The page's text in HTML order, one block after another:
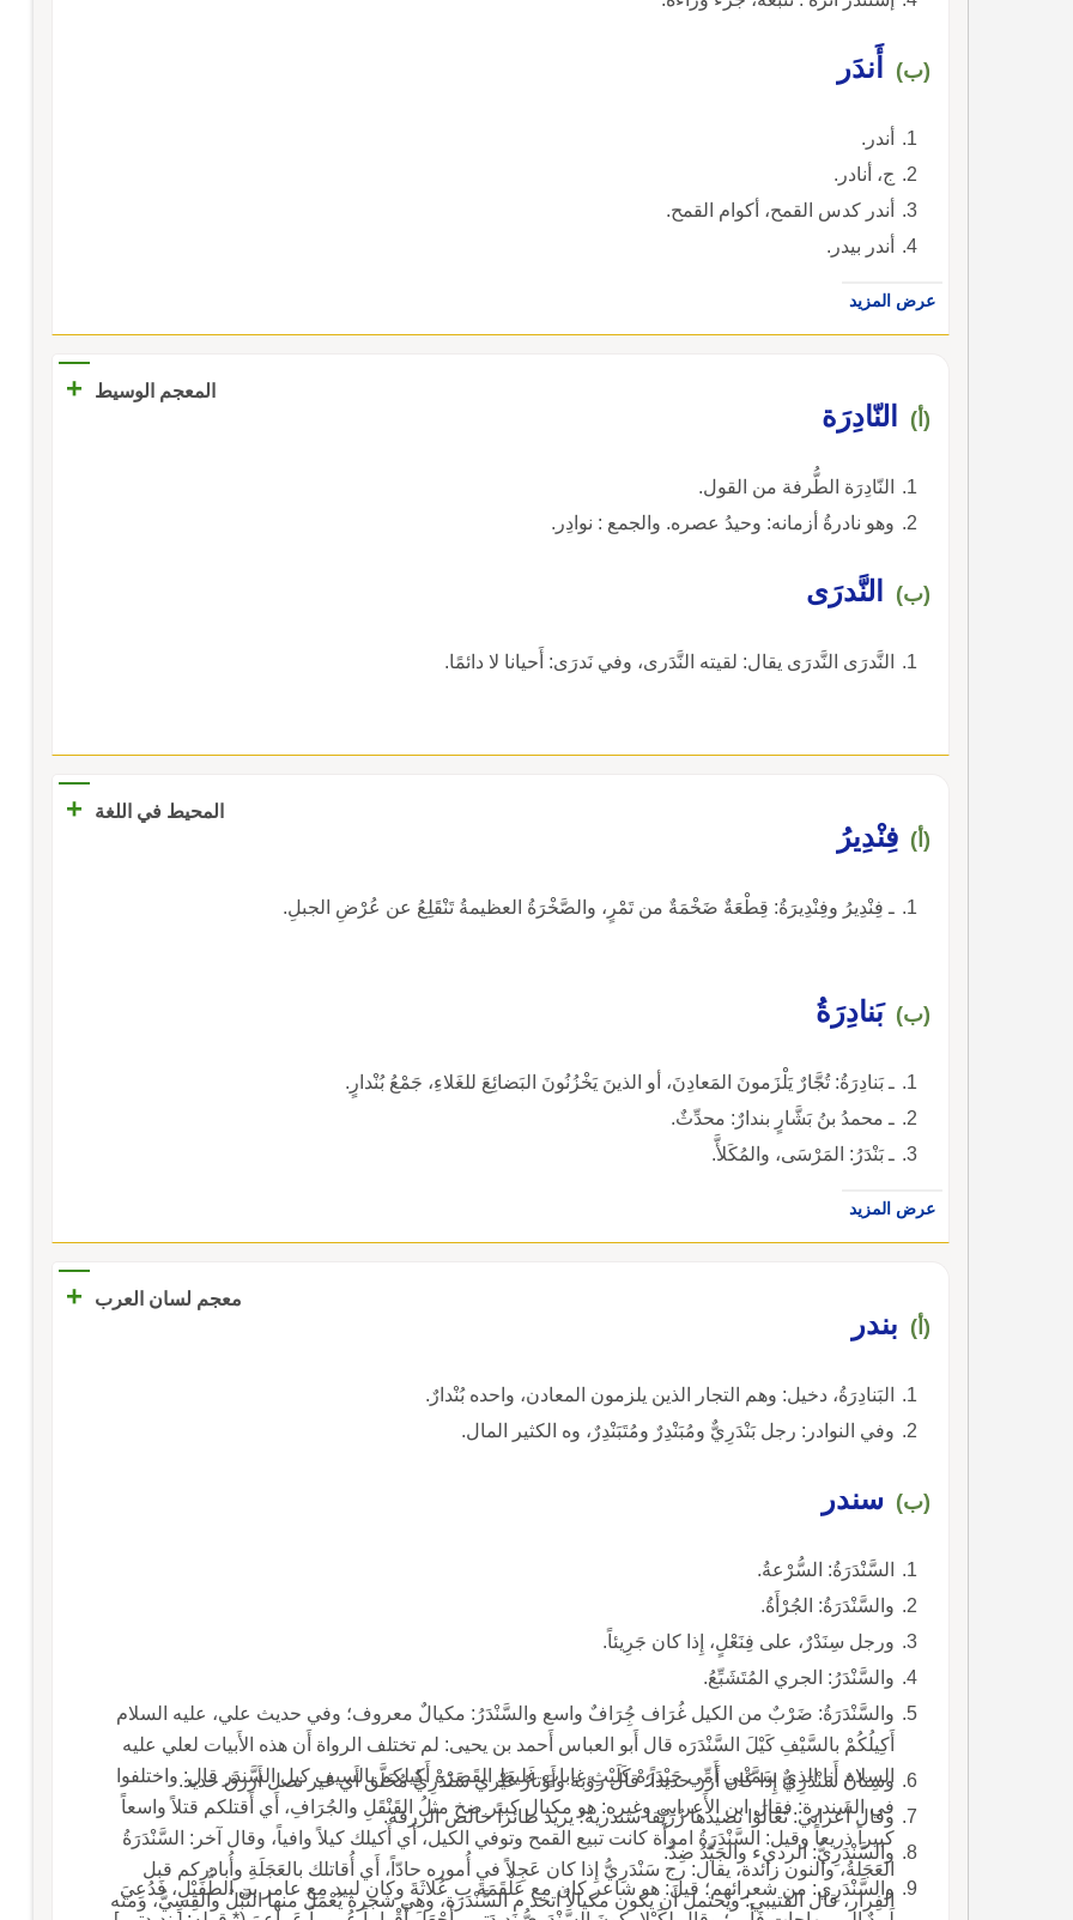
(ب) أَندَر
أندر.
ج، أنادر.
أندر كدس القمح، أكوام القمح.
أندر بيدر.
عرض المزيد
المعجم الوسيط +
(أ) النّادِرَة
النّادِرَة الطُّرفة من القول.
وهو نادرةُ أزمانه: وحيدُ عصره. والجمع : نوادِر.
(ب) النَّدرَى
النَّدرَى النَّدرَى يقال: لقيته النَّدَرى، وفي نَدرَى: أَحيانا لا دائمًا.
المحيط في اللغة +
(أ) فِنْدِيرُ
ـ فِنْدِيرُ وفِنْدِيرَةُ: قِطْعَةٌ ضَخْمَةٌ من تَمْرٍ، والصَّخْرَةُ العظيمةُ تَنْقَلِعُ عن عُرْضِ الجبلِ.
(ب) بَنادِرَةُ
ـ بَنادِرَةُ: تُجَّارٌ يَلْزَمونَ المَعادِنَ، أو الذينَ يَخْزُنُونَ البَضائِعَ للغَلاءِ، جَمْعُ بُنْدارٍ.
ـ محمدُ بنُ بَشَّارٍ بندارٌ: محدِّثٌ.
ـ بَنْدَرُ: المَرْسَى، والمُكَلأَّ.
عرض المزيد
معجم لسان العرب +
(أ) بندر
البَنادِرَةُ، دخيل: وهم التجار الذين يلزمون المعادن، واحده بُنْدارٌ.
وفي النوادر: رجل بَنْدَرِيٌّ ومُبَنْدِرٌ ومُتَبَنْدِرٌ، وه الكثير المال.
(ب) سندر
السَّنْدَرَةُ: السُّرْعةُ.
والسَّنْدَرَةُ: الجُرْأَةُ.
ورجل سِنَدْرٌ، على فِنَعْلٍ، إِذا كان جَرِيئاً.
والسَّنْدَرُ: الجري المُتَشَبِّعُ.
والسَّنْدَرَةُ: ضَرْبٌ من الكيل غُرَاف جُِرَافٌ واسع والسَّنْدَرُ: مكيالٌ معروف؛ وفي حديث علي، عليه السلام
أَكِيلُكُمْ بالسَّيْفِ كَيْلَ السَّنْدَرَه قال أَبو العباس أَحمد بن يحيى: لم تختلف الرواة أَن هذه الأَبيات لعلي عليه
السلام أَنا الذي سَمَّتْنِي أَمِّي حَيْدَرَهْ كَلَيْثِ غاباتٍ غَليظِ القَصَرَهْ أَكِيلكم بالسيف كيل السَّندَر قال: واختلفوا
في السندرة: فقال ابن الأَعرابي وغيره: هو مكيال كبير ضخ مثلُ القَنْقَلِ والجُرَافِ، أَي أَقتلكم قتلاً واسعاً
كبيراً ذريعاً وقيل: السَّنْدَرَةُ امرأَة كانت تبيع القمح وتوفي الكيل، أَي أَكيلك كيلاً وافياً، وقال آخر: السَّنْدَرَةُ
العَجَلةُ، والنون زائدة، يقال: رج سَنْدَرِيُّ إِذا كان عَجِلاً في أُموره حادّاً، أَي أُقاتلك بالعَجَلَةِ وأُبادركم قبل
الفِرار، قال القتيبي: ويحتمل أَن يكون مكيالاً اتخذ م السَّنْدَرَة، وهي شجرة يُعْمَلُ منها النَّبْلُ والقِسِيُّ، ومنه
وسِنانٌ سَنْدَرِيٌّ إِذا كان أَزر حديداً؛ قال رؤبة وأَوْتارُ غَيْري سَنْدَرِيٌّ مُخَلَّق أَي غير نصل أَزرق حديد.
وقال أَعرابي: تَعَالَوْا نصيدها زُرَيْقا سندرية؛ يريد طائراً خالص الزرقة.
والسَّنْدَرِيُّ: الرديء والجَيِّدُ ضِدٌّ.
والسَّنْدَرِي: من شعرائهم؛ قيل: هو شاعر كان مع عَلْقَمَةَ ب عُلاثَةَ وكان لبيد مع عامر بن الطُّفَيْلِ، فَدُعِيَ